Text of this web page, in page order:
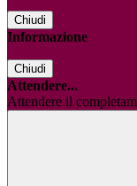
Chiudi
Informazione
Chiudi
Attendere...
Attendere il